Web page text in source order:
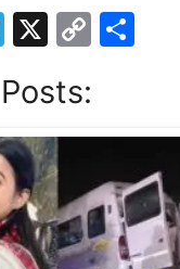
T
e
gr
a
m
X
C
y
n
k
e